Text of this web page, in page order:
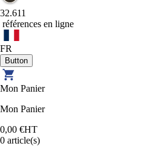
32.611
références en ligne
FR
Mon Panier
Mon Panier
0,00 €HT
0 article(s)